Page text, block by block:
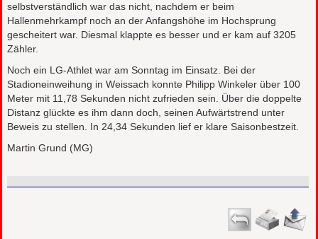
selbstverständlich war das nicht, nachdem er beim
Hallenmehrkampf noch an der Anfangshöhe im Hochsprung
gescheitert war. Diesmal klappte es besser und er kam auf 3205
Zähler.
Noch ein LG-Athlet war am Sonntag im Einsatz. Bei der
Stadioneinweihung in Weissach konnte Philipp Winkeler über 100
Meter mit 11,78 Sekunden nicht zufrieden sein. Über die doppelte
Distanz glückte es ihm dann doch, seinen Aufwärtstrend unter
Beweis zu stellen. In 24,34 Sekunden lief er klare Saisonbestzeit.
Martin Grund (MG)